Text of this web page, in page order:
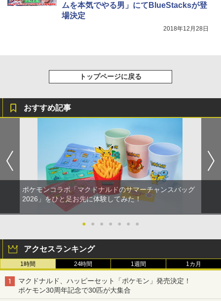
ムを本気でやる男」にてBlueStacksが登
場決定
2018年12月28日
トップページに戻る
おすすめ記事
ポケモンコラボ「マクドナルドのサマーチャンスバッグ
2026」をひと足お先に体験してみた！
● ● ● ● ● ● ●
アクセスランキング
1時間 24時間 1週間 1カ月
マクドナルド、ハッピーセット「ポケモン」発売決定！
ポケモン30周年記念で30匹が大集合